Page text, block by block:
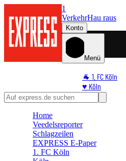
1
VerkehrHau raus
Konto
Menü
🐐 1. FC Köln
♥️ Köln
⭐ Promi
🛒 Shoppingwelt
Home
Veedelsreporter
Schlagzeilen
EXPRESS E-Paper
1. FC Köln